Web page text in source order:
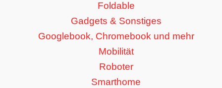
Foldable
Gadgets & Sonstiges
Googlebook, Chromebook und mehr
Mobilität
Roboter
Smarthome